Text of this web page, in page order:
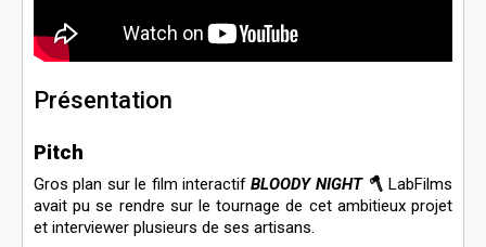
Présentation
Pitch
Gros plan sur le film interactifBLOODY NIGHT 🪓LabFilms
avait pu se rendre sur le tournage de cet ambitieux projet
et interviewer plusieurs de ses artisans.